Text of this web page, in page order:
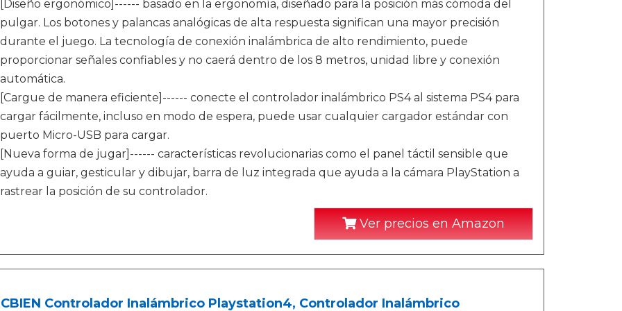
[Diseño ergonómico]------ basado en la ergonomía, diseñado para la posición más cómoda del
pulgar. Los botones y palancas analógicas de alta respuesta significan una mayor precisión
durante el juego. La tecnología de conexión inalámbrica de alto rendimiento, puede
proporcionar señales confiables y no caerá dentro de los 8 metros, unidad libre y conexión
automática.
[Cargue de manera eficiente]------ conecte el controlador inalámbrico PS4 al sistema PS4 para
cargar fácilmente, incluso en modo de espera, puede usar cualquier cargador estándar con
puerto Micro-USB para cargar.
[Nueva forma de jugar]------ características revolucionarias como el panel táctil sensible que
ayuda a guiar, gesticular y dibujar, barra de luz integrada que ayuda a la cámara PlayStation a
rastrear la posición de su controlador.
Ver precios en Amazon
Controlador Inalámbrico Playstation4, Controlador Inalámbrico